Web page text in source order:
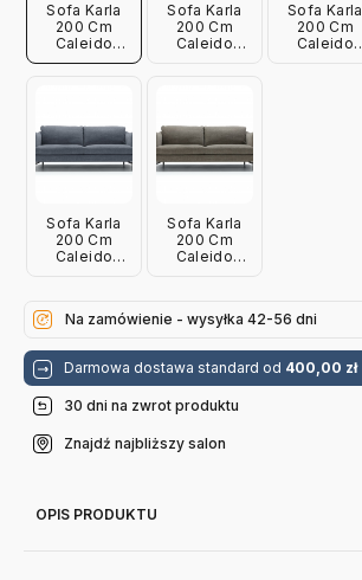
Sofa Karla
200 Cm
Caleido
Stampato
Sofa Karla
200 Cm
Caleido
Sofa Karla
200 Cm
Caleido
Sofa Karla
200 Cm
Caleido
Sofa Karla
200 Cm
Caleido
Na zamówienie - wysyłka 42-56 dni
Darmowa dostawa standard od 400,00 zł
30 dni na zwrot produktu
Znajdź najbliższy salon
OPIS PRODUKTU